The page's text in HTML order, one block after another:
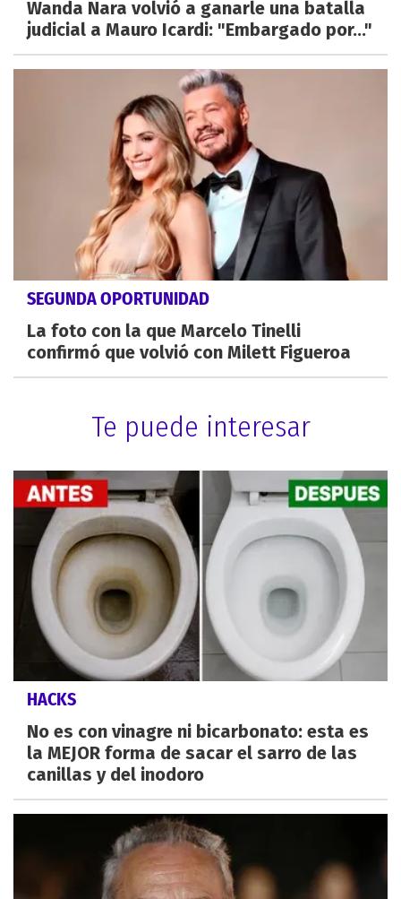
Wanda Nara volvió a ganarle una batalla
judicial a Mauro Icardi: "Embargado por..."
SEGUNDA OPORTUNIDAD
La foto con la que Marcelo Tinelli
confirmó que volvió con Milett Figueroa
Te puede interesar
HACKS
No es con vinagre ni bicarbonato: esta es
la MEJOR forma de sacar el sarro de las
canillas y del inodoro